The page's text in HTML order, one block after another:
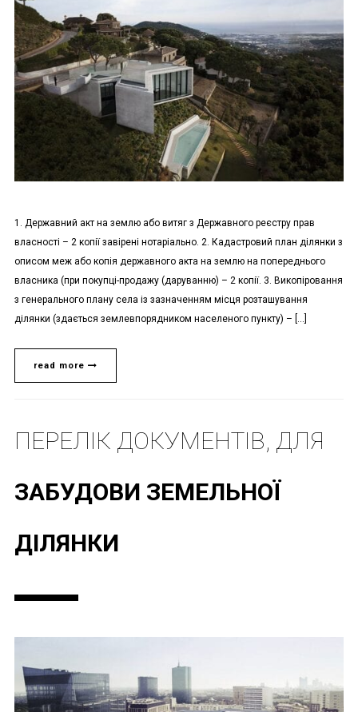
1. Державний акт на землю або витяг з Державного реєстру прав
власності – 2 копії завірені нотаріально. 2. Кадастровий план ділянки з
описом меж або копія державного акта на землю на попереднього
власника (при покупці-продажу (даруванню) – 2 копії. 3. Викопіровання
з генерального плану села із зазначенням місця розташування
ділянки (здається землевпорядником населеного пункту) – […]
read more
ПЕРЕЛІК ДОКУМЕНТІВ, ДЛЯ
ЗАБУДОВИ ЗЕМЕЛЬНОЇ
ДІЛЯНКИ